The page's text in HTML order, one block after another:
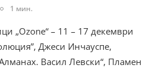
1 мин.
„Ozone“ – 11 – 17 декември
Джеси Инчауспе,
Васил Левски“, Пламен